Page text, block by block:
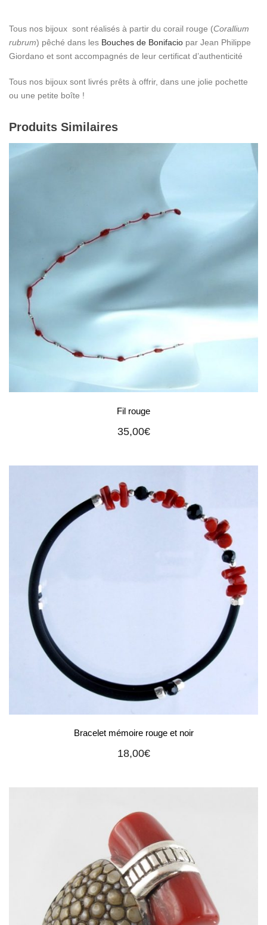
Tous nos bijoux sont réalisés à partir du corail rouge (Corallium
rubrum) pêché dans les Bouches de Bonifacio par Jean Philippe
Giordano et sont accompagnés de leur certificat d’authenticité
Tous nos bijoux sont livrés prêts à offrir, dans une jolie pochette
ou une petite boîte !
Produits Similaires
Fil rouge
35,00€
Bracelet mémoire rouge et noir
18,00€